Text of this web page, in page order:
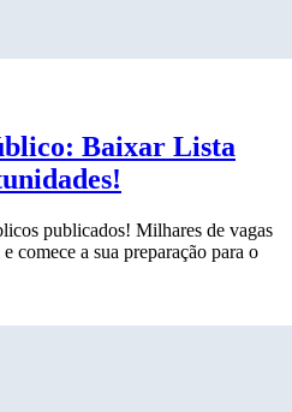
Baixar Lista
publicados! Milhares de vagas
comece a sua preparação para o